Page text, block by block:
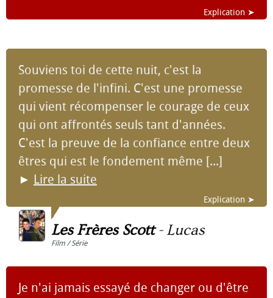
Explication ➤
Souviens toi de cette nuit, c'est la
promesse de l'infini. C'est une promesse
qui vient récompenser le courage de ceux
qui ont affrontés seuls tant d'années.
C'est la preuve de la confiance entre deux
êtres qui est le fondement même [...]
► Lire la suite
Explication ➤
Les Frères Scott- Lucas
Film / Série
Je n'ai jamais essayé de changer ou d'être